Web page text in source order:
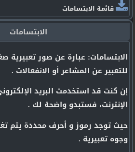
قائمة الابتسامات
الابتسامات
الابتسامات: عبارة عن صور تعبيرية
للتعبير عن المشاعر أو الانفعالات .
إن كنت قد استخدمت البريد
الإنترنت، فستبدو واضحة لك .
حيث توجد رموز و أحرف محددة يتم
وجوه تعبيرية .